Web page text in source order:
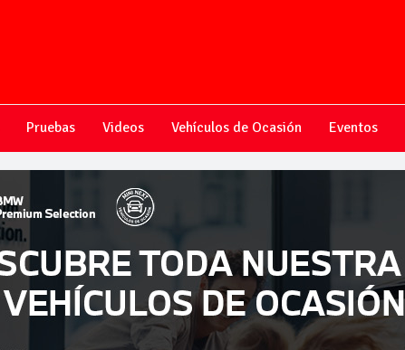
Pruebas Videos Vehículos de Ocasión Eventos